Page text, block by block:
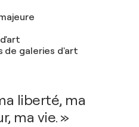
de galeries d'art
liberté, ma
ma vie. »